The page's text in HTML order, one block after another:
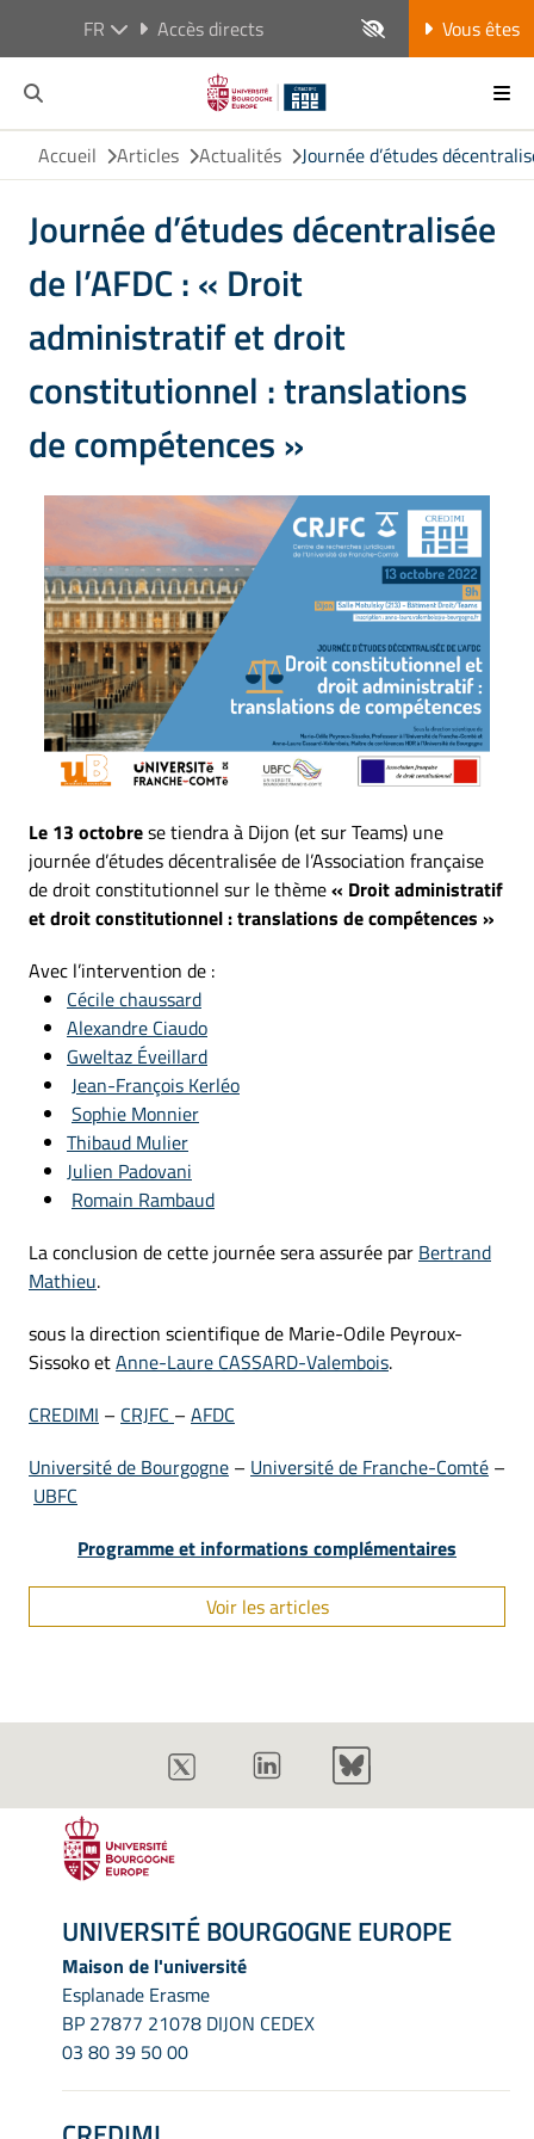
FR Accès directs Vous êtes
Accueil Articles Actualités Journée d’études
Journée d’études décentralisée
de l’AFDC : « Droit
administratif et droit
constitutionnel : translations
de compétences »
Le 13 octobrese tiendra à Dijon (et sur Teams) une
journée d’études décentralisée de l’Association française
de droit constitutionnel sur le thème« Droit administratif
et droit constitutionnel : translations de compétences »
Avec l’intervention de :
Cécile chaussard
Alexandre Ciaudo
Gweltaz Éveillard
Jean-François Kerléo
Sophie Monnier
Thibaud Mulier
Julien Padovani
Romain Rambaud
La conclusion de cette journée sera assurée par Bertrand
Mathieu.
sous la direction scientifique de Marie-Odile Peyroux-
Sissoko etAnne-Laure CASSARD-Valembois.
CREDIMI – CRJFC – AFDC
Université de Bourgogne – Université de Franche-Comté –
UBFC
Programme et informations complémentaires
Voir les articles
UNIVERSITÉ BOURGOGNE EUROPE
Maison de l'université
Esplanade Erasme
BP 27877 21078 DIJON CEDEX
03 80 39 50 00